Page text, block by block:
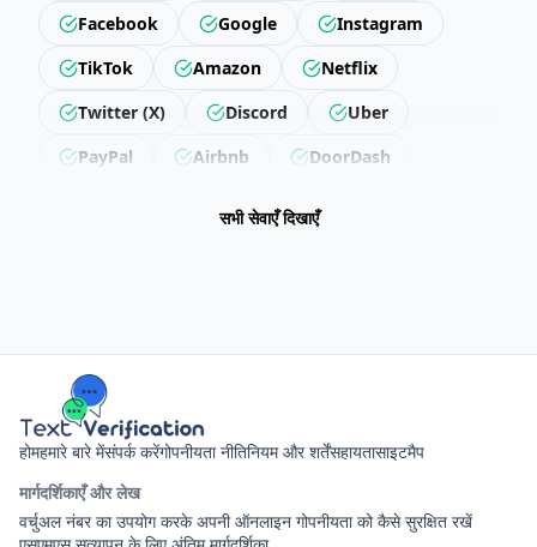
Facebook
Google
Instagram
TikTok
Amazon
Netflix
Twitter (X)
Discord
Uber
PayPal
Airbnb
DoorDash
Apple
Neteller
YouTube
Disney+
HBO Max
सभी सेवाएँ दिखाएँ
होमहमारे बारे मेंसंपर्क करेंगोपनीयता नीतिनियम और शर्तेंसहायतासाइटमैप
मार्गदर्शिकाएँ और लेख
वर्चुअल नंबर का उपयोग करके अपनी ऑनलाइन गोपनीयता को कैसे सुरक्षित रखें